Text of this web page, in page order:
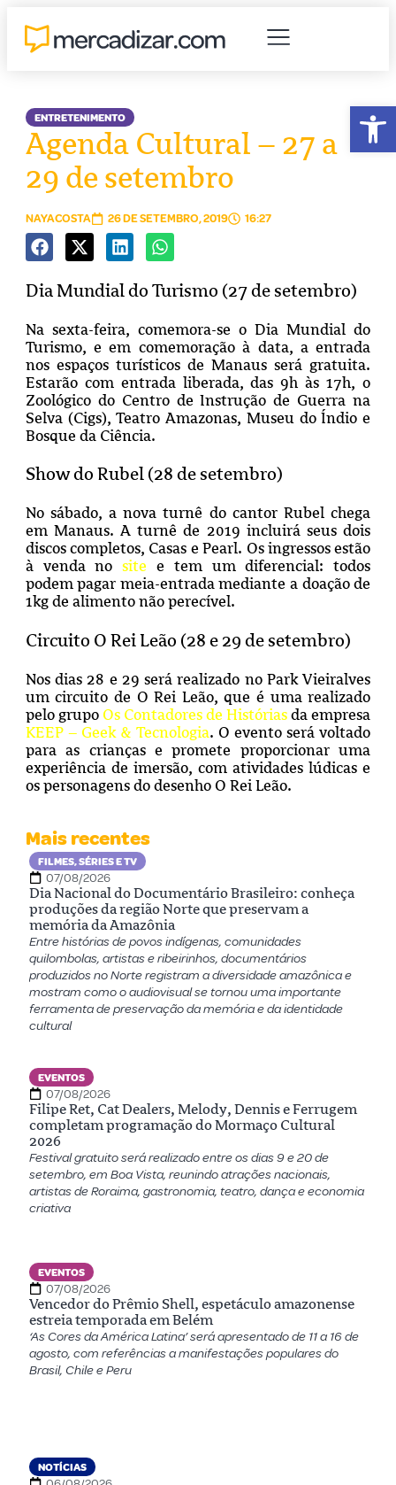
ENTRETENIMENTO
Agenda Cultural – 27 a
29 de setembro
NAYACOSTA 26 DE SETEMBRO, 2019 16:27
Dia Mundial do Turismo (27 de setembro)
Na sexta-feira, comemora-se o Dia Mundial do
Turismo, e em comemoração à data, a entrada
nos espaços turísticos de Manaus será gratuita.
Estarão com entrada liberada, das 9h às 17h, o
Zoológico do Centro de Instrução de Guerra na
Selva (Cigs), Teatro Amazonas, Museu do Índio e
Bosque da Ciência.
Show do Rubel (28 de setembro)
No sábado, a nova turnê do cantor Rubel chega
em Manaus. A turnê de 2019 incluirá seus dois
discos completos, Casas e Pearl. Os ingressos estão
à venda nosite
e tem um diferencial: todos
podem pagar meia-entrada mediante a doação de
1kg de alimento não perecível.
Circuito O Rei Leão (28 e 29 de setembro)
Nos dias 28 e 29 será realizado no Park Vieiralves
um circuito de O Rei Leão, que é uma realizado
pelo grupo Os Contadores de Histórias da empresa
KEEP – Geek & Tecnologia. O evento será voltado
para as crianças e promete proporcionar uma
experiência de imersão, com atividades lúdicas e
os personagens do desenho O Rei Leão.
Mais recentes
FILMES, SÉRIES E TV
07/08/2026
Dia Nacional do Documentário Brasileiro: conheça
produções da região Norte que preservam a
memória da Amazônia
Entre histórias de povos indígenas, comunidades
quilombolas, artistas e ribeirinhos, documentários
produzidos no Norte registram a diversidade amazônica e
mostram como o audiovisual se tornou uma importante
ferramenta de preservação da memória e da identidade
cultural
EVENTOS
07/08/2026
Filipe Ret, Cat Dealers, Melody, Dennis e Ferrugem
completam programação do Mormaço Cultural
2026
Festival gratuito será realizado entre os dias 9 e 20 de
setembro, em Boa Vista, reunindo atrações nacionais,
artistas de Roraima, gastronomia, teatro, dança e economia
criativa
EVENTOS
07/08/2026
Vencedor do Prêmio Shell, espetáculo amazonense
estreia temporada em Belém
‘As Cores da América Latina’ será apresentado de 11 a 16 de
agosto, com referências a manifestações populares do
Brasil, Chile e Peru
NOTÍCIAS